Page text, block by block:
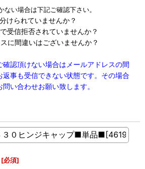
ない場合は下記ご確認下さい。
けられていませんか？
受信拒否されていませんか？
に間違いはございませんか？
確認頂けない場合はメールアドレスの間
事も受信できない状態です。その場合
い合わせお願い致します。
[必須]